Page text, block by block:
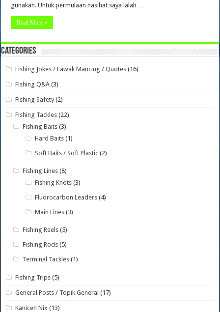
gunakan. Untuk permulaan nasihat saya ialah …
Read More »
Categories
Fishing Jokes / Lawak Mancing / Quotes (16)
Fishing Q&A (3)
Fishing Safety (2)
Fishing Tackles (22)
Fishing Baits (3)
Hard Baits (1)
Soft Baits / Soft Plastic (2)
Fishing Lines (8)
Fishing Knots (3)
Fluorocarbon Leaders (4)
Main Lines (3)
Fishing Reels (5)
Fishing Rods (5)
Terminal Tackles (1)
Fishing Trips (5)
General Posts / Topik General (17)
Kanicen Nix (13)